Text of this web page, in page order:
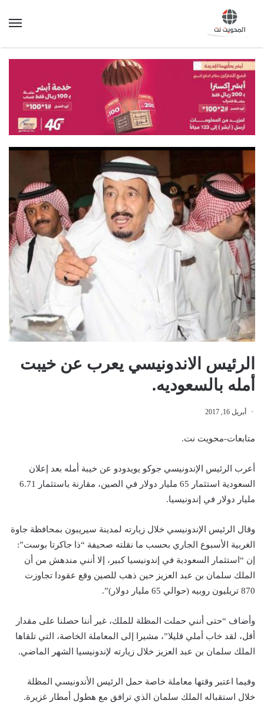
الرئيس الاندونيسي يعرب عن خيبت
أمله بالسعوديه.
أبريل 16, 2017
متابعات-محويت نت.
أعرب الرئيس الإندونيسي جوكو يويدودو عن خيبة أمله بعد إعلان
السعودية استثمار 65 مليار دولار في الصين، مقارنة باستثمار 6.71
مليار دولار في إندونيسيا.
وقال الرئيس الإندونيسي خلال زيارته لمدينة سيريبون بمحافظة جاوة
الغربية الأسبوع الجاري بحسب ما نقلته صحيفة “ذا جاكرتا بوست”:
إن “استثمار السعودية في إندونيسيا كبير، إلا أنني مندهش من أن
الملك سلمان بن عبد العزيز حين ذهب للصين وقع عقودا تجاوزت
870 تريليون روبيه (حوالي 65 مليار دولار)”.
وأضاف “حتى أنني حملت المظلة للملك، غير أننا حصلنا على مقدار
أقل، لقد خاب أملي قليلا”، مشيرا إلى المعاملة الخاصة، التي تلقاها
الملك سلمان بن عبد العزيز خلال زيارته لإندونيسيا الشهر الماضي.
وفيما اعتبر وقتها معاملة خاصة حمل الرئيس الأندونيسي المظلة
خلال استقباله الملك سلمان الذي ترافق مع هطول أمطار غزيرة.